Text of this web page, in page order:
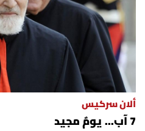
ألان سركيس
7 آب... يومٌ مجيد